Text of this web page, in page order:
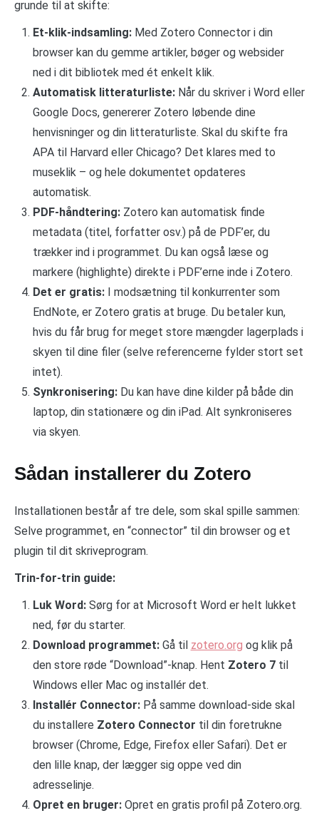
grunde til at skifte:
Et-klik-indsamling:Med Zotero Connector i din
browser kan du gemme artikler, bøger og websider
ned i dit bibliotek med ét enkelt klik.
Automatisk litteraturliste:Når du skriver i Word eller
Google Docs, genererer Zotero løbende dine
henvisninger og din litteraturliste. Skal du skifte fra
APA til Harvard eller Chicago? Det klares med to
museklik – og hele dokumentet opdateres
automatisk.
PDF-håndtering:Zotero kan automatisk finde
metadata (titel, forfatter osv.) på de PDF’er, du
trækker ind i programmet. Du kan også læse og
markere (highlighte) direkte i PDF’erne inde i Zotero.
Det er gratis:I modsætning til konkurrenter som
EndNote, er Zotero gratis at bruge. Du betaler kun,
hvis du får brug for meget store mængder lagerplads i
skyen til dine filer (selve referencerne fylder stort set
intet).
Synkronisering:Du kan have dine kilder på både din
laptop, din stationære og din iPad. Alt synkroniseres
via skyen.
Sådan installerer du Zotero
Installationen består af tre dele, som skal spille sammen:
Selve programmet, en “connector” til din browser og et
plugin til dit skriveprogram.
Trin-for-trin guide:
Luk Word:Sørg for at Microsoft Word er helt lukket
ned, før du starter.
Download programmet:Gå til zotero.org og klik på
den store røde “Download”-knap. Hent Zotero 7til
Windows eller Mac og installér det.
Installér Connector:På samme download-side skal
du installere Zotero Connector til din foretrukne
browser (Chrome, Edge, Firefox eller Safari). Det er
den lille knap, der lægger sig oppe ved din
adresselinje.
Opret en bruger:Opret en gratis profil på Zotero.org.